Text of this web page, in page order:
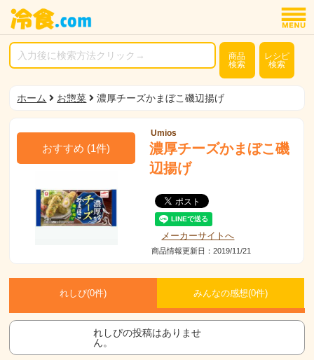
商品
検索
レシピ
検索
ホーム お惣菜 濃厚チーズかまぼこ磯辺揚げ
おすすめ (1件)
Umios
濃厚チーズかまぼこ磯
辺揚げ
メーカーサイトへ
商品情報更新日：2019/11/21
れしぴ(0件) みんなの感想(0件)
れしぴの投稿はありませ
ん。